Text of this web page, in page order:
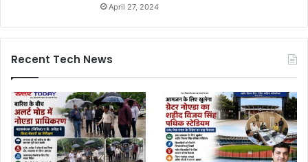
April 27, 2024
Recent Tech News